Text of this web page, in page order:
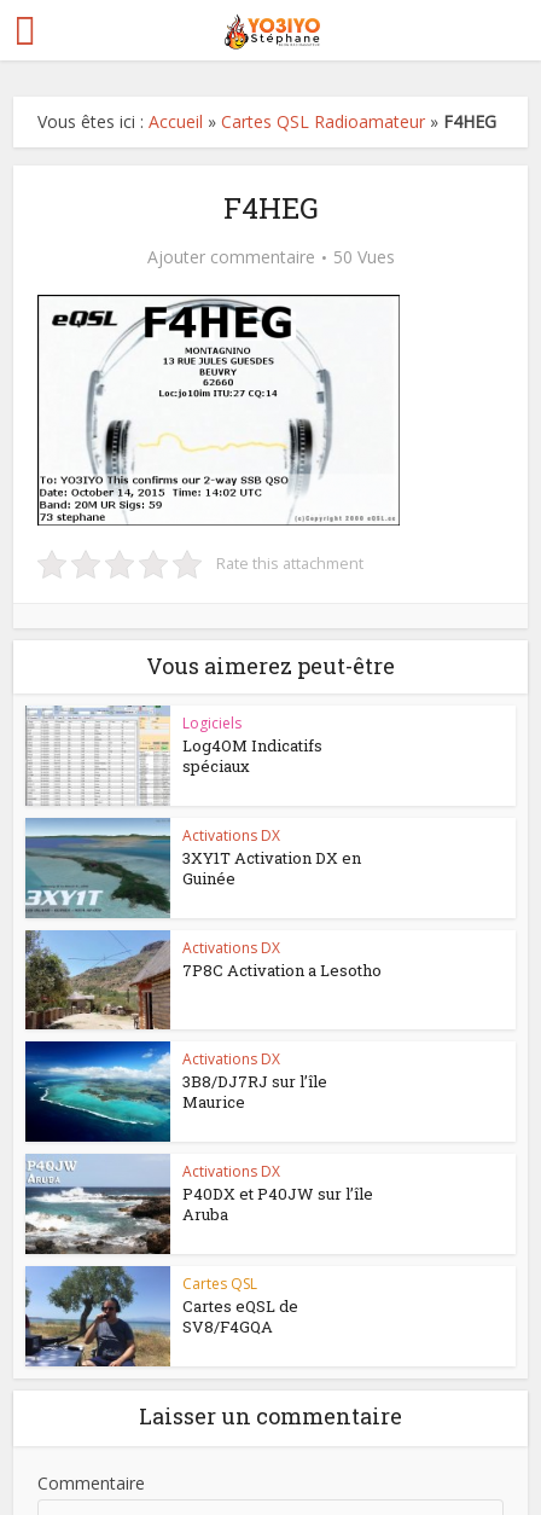
Vous êtes ici :Accueil »Cartes QSL Radioamateur » F4HEG
F4HEG
Ajouter commentaire 50 Vues
Rate this attachment
Vous aimerez peut-être
Logiciels
Log4OM Indicatifs
spéciaux
Activations DX
3XY1T Activation DX en
Guinée
Activations DX
7P8C Activation a Lesotho
Activations DX
3B8/DJ7RJ sur l’île
Maurice
Activations DX
P40DX et P40JW sur l’île
Aruba
Cartes QSL
Cartes eQSL de
SV8/F4GQA
Laisser un commentaire
Commentaire